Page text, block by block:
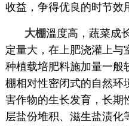
收益，争得优良的时节效
大棚溫度高，蔬菜成
定量大，在上肥浇灌上与
种植载培肥料施加量一般
棚相对性密闭式的自然环
害作物的生长发育，长期
层盐份堆积、滋生盐渍化